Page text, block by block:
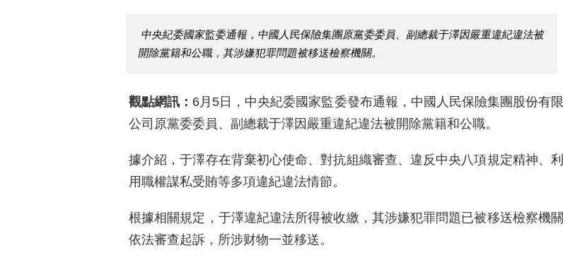
中央紀委國家監委通報，中國人民保險集團原黨委委員、副總裁于澤因嚴重違紀違法被
開除黨籍和公職，其涉嫌犯罪問題被移送檢察機關。
觀點網訊： 6月5日，中央紀委國家監委發布通報，中國人民保險集團股份有限
公司原黨委委員、副總裁于澤因嚴重違紀違法被開除黨籍和公職。
據介紹，于澤存在背棄初心使命、對抗組織審查、違反中央八項規定精神、利
用職權謀私受賄等多項違紀違法情節。
根據相關規定，于澤違紀違法所得被收繳，其涉嫌犯罪問題已被移送檢察機關
依法審查起訴，所涉财物一並移送。